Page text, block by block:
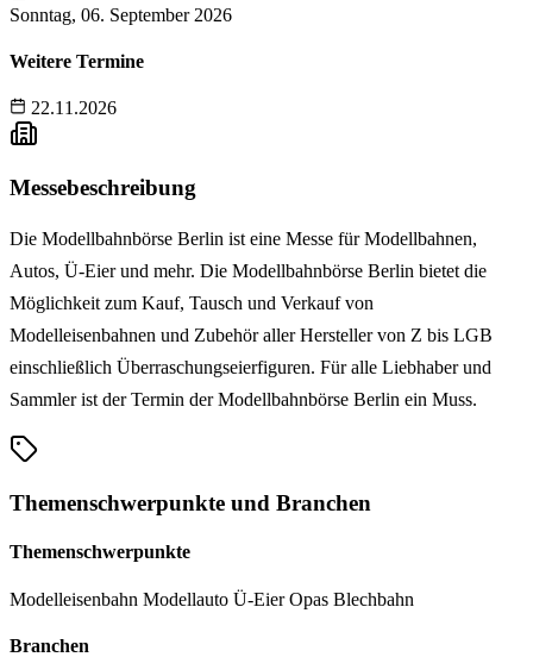
Sonntag, 06. September 2026
Weitere Termine
22.11.2026
Messebeschreibung
Die Modellbahnbörse Berlin ist eine Messe für Modellbahnen,
Autos, Ü-Eier und mehr. Die Modellbahnbörse Berlin bietet die
Möglichkeit zum Kauf, Tausch und Verkauf von
Modelleisenbahnen und Zubehör aller Hersteller von Z bis LGB
einschließlich Überraschungseierfiguren. Für alle Liebhaber und
Sammler ist der Termin der Modellbahnbörse Berlin ein Muss.
Themenschwerpunkte und Branchen
Themenschwerpunkte
Modelleisenbahn Modellauto Ü-EierOpas Blechbahn
Branchen